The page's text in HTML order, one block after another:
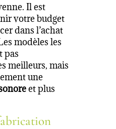
Il est
votre budget
dans l’achat
modèles les
pas
meilleurs, mais
une
et plus